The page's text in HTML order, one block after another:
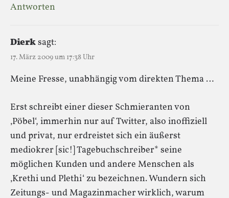
Antworten
Dierksagt:
17. März 2009 um 17:38 Uhr
Meine Fresse, unabhängig vom direkten Thema …
Erst schreibt einer dieser Schmieranten von
‚Pöbel‘, immerhin nur auf Twitter, also inoffiziell
und privat, nur erdreistet sich ein äußerst
mediokrer [sic!] Tagebuchschreiber* seine
möglichen Kunden und andere Menschen als
‚Krethi und Plethi‘ zu bezeichnen. Wundern sich
Zeitungs- und Magazinmacher wirklich, warum